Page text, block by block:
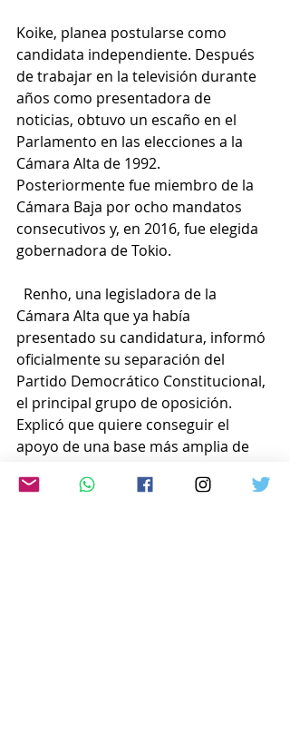
Koike, planea postularse como
candidata independiente. Después
de trabajar en la televisión durante
años como presentadora de
noticias, obtuvo un escaño en el
Parlamento en las elecciones a la
Cámara Alta de 1992.
Posteriormente fue miembro de la
Cámara Baja por ocho mandatos
consecutivos y, en 2016, fue elegida
gobernadora de Tokio.
Renho, una legisladora de la
Cámara Alta que ya había
presentado su candidatura, informó
oficialmente su separación del
Partido Democrático Constitucional,
el principal grupo de oposición.
Explicó que quiere conseguir el
apoyo de una base más amplia de